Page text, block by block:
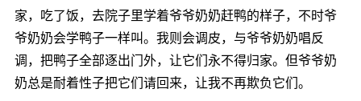
家，吃了饭，去院子里学着爷爷奶奶赶鸭的样子，不时爷
爷奶奶会学鸭子一样叫。我则会调皮，与爷爷奶奶唱反
调，把鸭子全部逐出门外，让它们永不得归家。但爷爷奶
奶总是耐着性子把它们请回来，让我不再欺负它们。